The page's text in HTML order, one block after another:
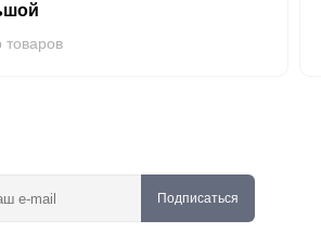
товаров
Подписаться